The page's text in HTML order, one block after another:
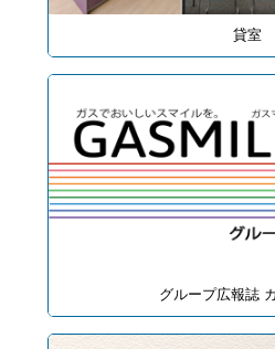
貸室
グループ広報誌